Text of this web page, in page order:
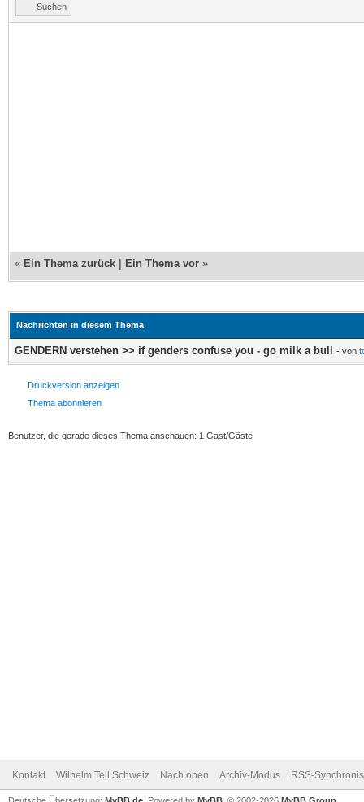
Suchen
« Ein Thema zurück Ein Thema vor »
Nachrichten in diesem Thema
GENDERN verstehen >> if genders confuse you - go milk a bull - von
Druckversion anzeigen
Thema abonnieren
Benutzer, die gerade dieses Thema anschauen: 1 Gast/Gäste
Kontakt Wilhelm Tell Schweiz Nach oben Archiv-Modus RSS-